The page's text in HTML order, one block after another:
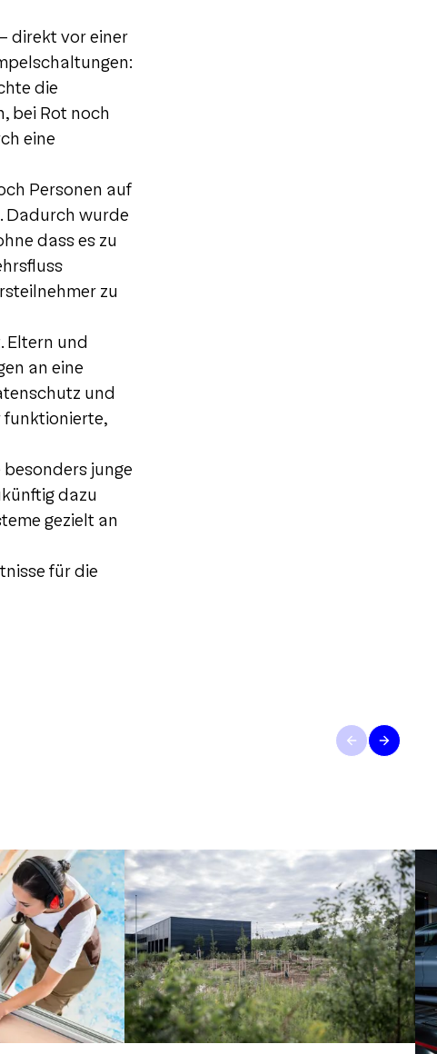
direkt vor einer
die
bei Rot noch
eine
Personen auf
Dadurch wurde
dass es zu
zu
Eltern und
an eine
und
funktionierte,
junge
dazu
gezielt an
für die